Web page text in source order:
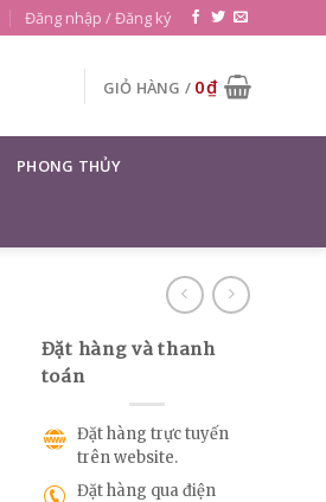
Đăng nhập / Đăng ký
GIỎ HÀNG / 0₫
PHONG THỦY
Đặt hàng và thanh
toán
Đặt hàng trực tuyến
trên website.
Đặt hàng qua điện